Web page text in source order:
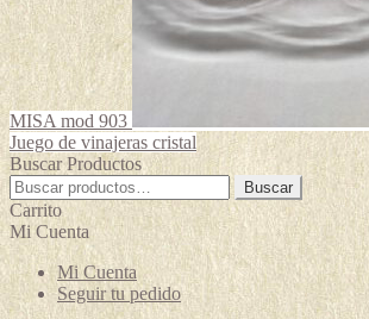
MISA mod 903
Juego de vinajeras cristal
Buscar Productos
Buscar
por:
Buscar
Carrito
Mi Cuenta
Mi Cuenta
Seguir tu pedido